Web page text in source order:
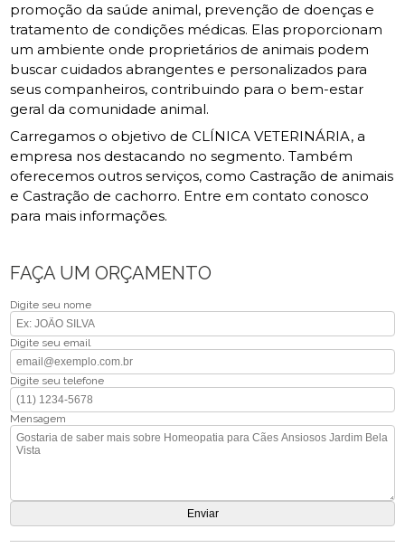
promoção da saúde animal, prevenção de doenças e
tratamento de condições médicas. Elas proporcionam
um ambiente onde proprietários de animais podem
buscar cuidados abrangentes e personalizados para
seus companheiros, contribuindo para o bem-estar
geral da comunidade animal.
Carregamos o objetivo de CLÍNICA VETERINÁRIA, a
empresa nos destacando no segmento. Também
oferecemos outros serviços, como Castração de animais
e Castração de cachorro. Entre em contato conosco
para mais informações.
FAÇA UM ORÇAMENTO
Digite seu nome
Digite seu email
Digite seu telefone
Mensagem